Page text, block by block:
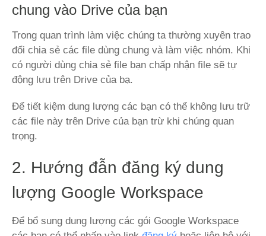
chung vào Drive của bạn
Trong quan trình làm việc chúng ta thường xuyên trao
đổi chia sẻ các file dùng chung và làm việc nhóm. Khi
có người dùng chia sẻ file bạn chấp nhận file sẽ tự
động lưu trên Drive của bạ.
Để tiết kiệm dung lượng các bạn có thể không lưu trữ
các file này trên Drive của bạn trừ khi chúng quan
trọng.
2. Hướng đẫn đăng ký dung
lượng Google Workspace
Để bổ sung dung lượng các gói Google Workspace